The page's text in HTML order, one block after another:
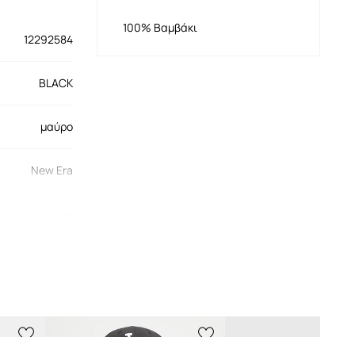
12292584
BLACK
μαύρο
New Era
100% Βαμβάκι